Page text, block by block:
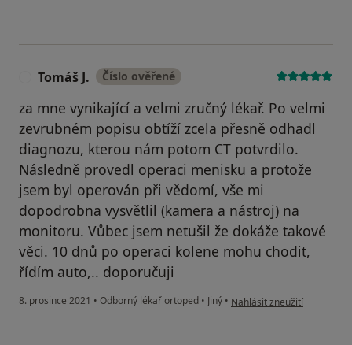
Tomáš J. Číslo ověřené
za mne vynikající a velmi zručný lékař. Po velmi
zevrubném popisu obtíží zcela přesně odhadl
diagnozu, kterou nám potom CT potvrdilo.
Následně provedl operaci menisku a protože
jsem byl operován při vědomí, vše mi
dopodrobna vysvětlil (kamera a nástroj) na
monitoru. Vůbec jsem netušil že dokáže takové
věci. 10 dnů po operaci kolene mohu chodit,
řídím auto,.. doporučuji
8. prosince 2021 • Odborný lékař ortoped • Jiný • podle názoru uživatele
Nahlásit zneužití